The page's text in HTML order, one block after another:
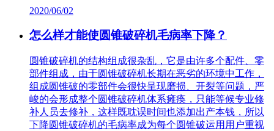
2020/06/02
怎么样才能使圆锥破碎机毛病率下降？
圆锥破碎机的结构组成很杂乱，它是由许多个配件、零
部件组成，由于圆锥破碎机长期在恶劣的环境中工作，
组成圆锥破的零部件会很快呈现磨损、开裂等问题，严
峻的会形成整个圆锥破碎机体系瘫痪，只能等候专业修
补人员去修补，这样既耽误时间也添加出产本钱，所以
下降圆锥破碎机的毛病率成为每个圆锥破运用用户重视